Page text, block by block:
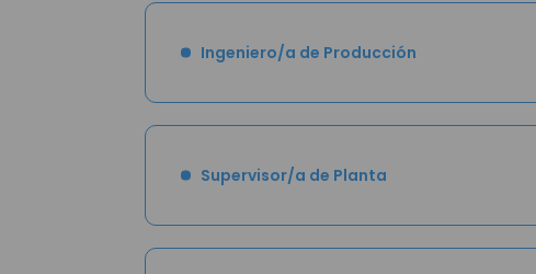
Ingeniero/a de Producción
Supervisor/a de Planta